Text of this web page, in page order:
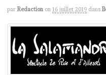
par Redaction on 16 juillet 2019 dans